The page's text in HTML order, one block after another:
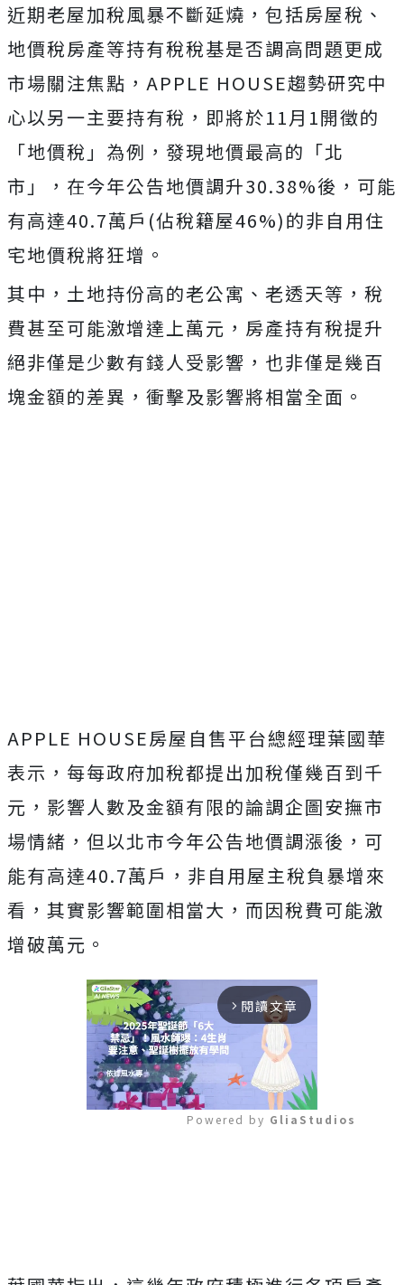
近期老屋加稅風暴不斷延燒，包括房屋稅、
地價稅房產等持有稅稅基是否調高問題更成
市場關注焦點，APPLE HOUSE趨勢研究中
心以另一主要持有稅，即將於11月1開徵的
「地價稅」為例，發現地價最高的「北
市」，在今年公告地價調升30.38%後，可能
有高達40.7萬戶(佔稅籍屋46%)的非自用住
宅地價稅將狂增。
其中，土地持份高的老公寓、老透天等，稅
費甚至可能激增達上萬元，房產持有稅提升
絕非僅是少數有錢人受影響，也非僅是幾百
塊金額的差異，衝擊及影響將相當全面。
APPLE HOUSE房屋自售平台總經理葉國華
表示，每每政府加稅都提出加稅僅幾百到千
元，影響人數及金額有限的論調企圖安撫市
場情緒，但以北市今年公告地價調漲後，可
能有高達40.7萬戶，非自用屋主稅負暴增來
看，其實影響範圍相當大，而因稅費可能激
增破萬元。
arrow_forward_ios 閱讀文章
Powered by GliaStudios